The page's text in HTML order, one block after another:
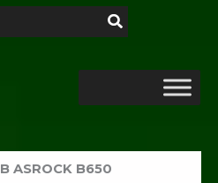
B ASROCK B650